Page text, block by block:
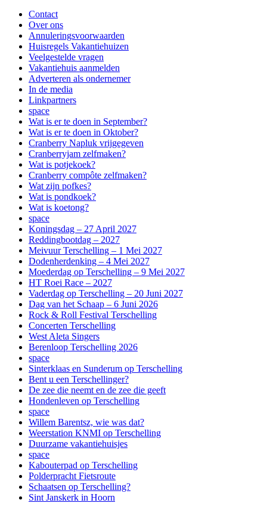
Contact
Over ons
Annuleringsvoorwaarden
Huisregels Vakantiehuizen
Veelgestelde vragen
Vakantiehuis aanmelden
Adverteren als ondernemer
In de media
Linkpartners
space
Wat is er te doen in September?
Wat is er te doen in Oktober?
Cranberry Napluk vrijgegeven
Cranberryjam zelfmaken?
Wat is potjekoek?
Cranberry compôte zelfmaken?
Wat zijn pofkes?
Wat is pondkoek?
Wat is koetong?
space
Koningsdag – 27 April 2027
Reddingbootdag – 2027
Meivuur Terschelling – 1 Mei 2027
Dodenherdenking – 4 Mei 2027
Moederdag op Terschelling – 9 Mei 2027
HT Roei Race – 2027
Vaderdag op Terschelling – 20 Juni 2027
Dag van het Schaap – 6 Juni 2026
Rock & Roll Festival Terschelling
Concerten Terschelling
West Aleta Singers
Berenloop Terschelling 2026
space
Sinterklaas en Sunderum op Terschelling
Bent u een Terschellinger?
De zee die neemt en de zee die geeft
Hondenleven op Terschelling
space
Willem Barentsz, wie was dat?
Weerstation KNMI op Terschelling
Duurzame vakantiehuisjes
space
Kabouterpad op Terschelling
Polderpracht Fietsroute
Schaatsen op Terschelling?
Sint Janskerk in Hoorn